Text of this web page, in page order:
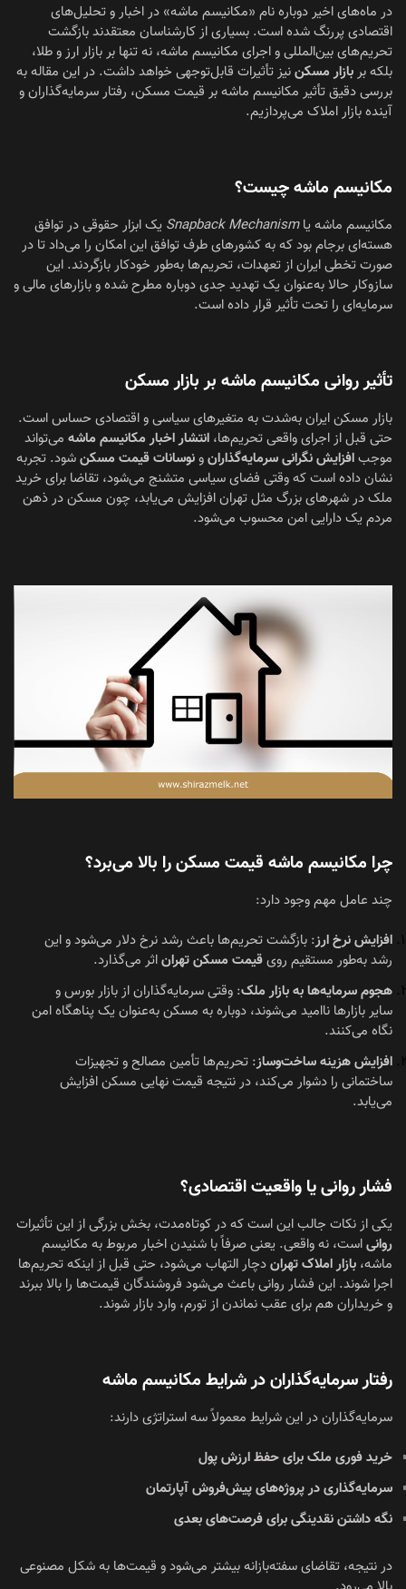
در ماه‌های اخیر دوباره نام «مکانیسم ماشه» در اخبار و تحلیل‌های
اقتصادی پررنگ شده است. بسیاری از کارشناسان معتقدند بازگشت
تحریم‌های بین‌المللی و اجرای مکانیسم ماشه، نه تنها بر بازار ارز و طلا،
بلکه بربازار مسکننیز تأثیرات قابل‌توجهی خواهد داشت. در این مقاله به
بررسی دقیق تأثیر مکانیسم ماشه بر قیمت مسکن، رفتار سرمایه‌گذاران و
آینده بازار املاک می‌پردازیم.
مکانیسم ماشه چیست؟
مکانیسم ماشه یاSnapback Mechanism یک ابزار حقوقی در توافق
هسته‌ای برجام بود که به کشورهای طرف توافق این امکان را می‌داد تا در
صورت تخطی ایران از تعهدات، تحریم‌ها به‌طور خودکار بازگردند. این
سازوکار حالا به‌عنوان یک تهدید جدی دوباره مطرح شده و بازارهای مالی و
سرمایه‌ای را تحت تأثیر قرار داده است.
تأثیر روانی مکانیسم ماشه بر بازار مسکن
بازار مسکن ایران به‌شدت به متغیرهای سیاسی و اقتصادی حساس است.
حتی قبل از اجرای واقعی تحریم‌ها، انتشار اخبار مکانیسم ماشه می‌تواند
موجبافزایش نگرانی سرمایه‌گذارانونوسانات قیمت مسکنشود. تجربه
نشان داده است که وقتی فضای سیاسی متشنج می‌شود، تقاضا برای خرید
ملک در شهرهای بزرگ مثل تهران افزایش می‌یابد، چون مسکن در ذهن
مردم یک دارایی امن محسوب می‌شود.
چرا مکانیسم ماشه قیمت مسکن را بالا می‌برد؟
چند عامل مهم وجود دارد:
افزایش نرخ ارز: بازگشت تحریم‌ها باعث رشد نرخ دلار می‌شود و این
رشد به‌طور مستقیم رویقیمت مسکن تهراناثر می‌گذارد.
هجوم سرمایه‌ها به بازار ملک: وقتی سرمایه‌گذاران از بازار بورس و
سایر بازارها ناامید می‌شوند، دوباره به مسکن به‌عنوان یک پناهگاه امن
نگاه می‌کنند.
افزایش هزینه ساخت‌وساز: تحریم‌ها تأمین مصالح و تجهیزات
ساختمانی را دشوار می‌کند، در نتیجه قیمت نهایی مسکن افزایش
می‌یابد.
فشار روانی یا واقعیت اقتصادی؟
یکی از نکات جالب این است که در کوتاه‌مدت، بخش بزرگی از این تأثیرات
روانیاست، نه واقعی. یعنی صرفاً با شنیدن اخبار مربوط به مکانیسم
ماشه، بازار املاک تهراندچار التهاب می‌شود، حتی قبل از اینکه تحریم‌ها
اجرا شوند. این فشار روانی باعث می‌شود فروشندگان قیمت‌ها را بالا ببرند
و خریداران هم برای عقب نماندن از تورم، وارد بازار شوند.
رفتار سرمایه‌گذاران در شرایط مکانیسم ماشه
سرمایه‌گذاران در این شرایط معمولاً سه استراتژی دارند:
خرید فوری ملک برای حفظ ارزش پول
سرمایه‌گذاری در پروژه‌های پیش‌فروش آپارتمان
نگه داشتن نقدینگی برای فرصت‌های بعدی
در نتیجه، تقاضای سفته‌بازانه بیشتر می‌شود و قیمت‌ها به شکل مصنوعی